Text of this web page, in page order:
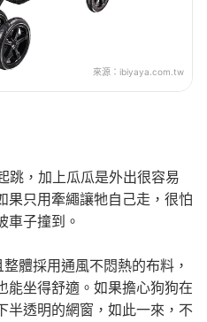
來源： ibiyaya.com.tw
跳，加上瓜瓜是外出很容易
果只用牽繩讓牠自己走，很怕
車子撞到。
體採用通風不悶熱的布料，
能坐得舒適。如果擔心狗狗在
半透明的網窗，如此一來，不